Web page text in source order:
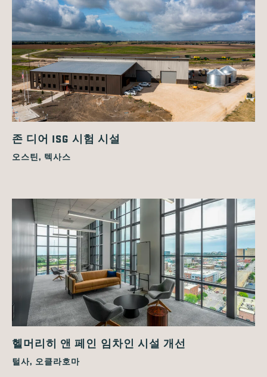
존 디어 ISG 시험 시설
오스틴, 텍사스
헬머리히 앤 페인 임차인 시설 개선
털사, 오클라호마